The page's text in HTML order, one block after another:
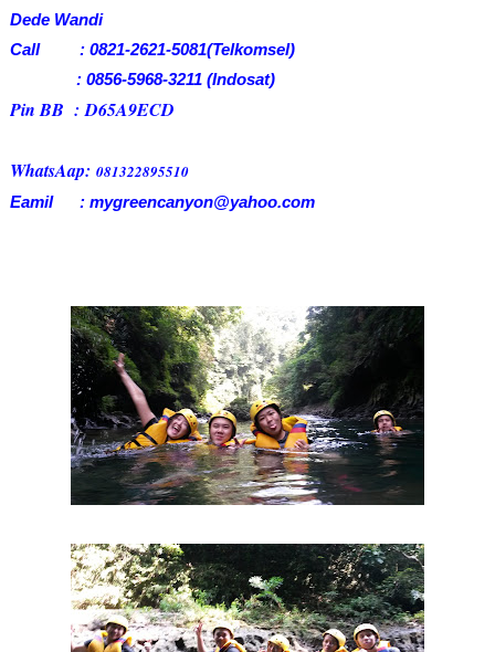
Dede Wandi
Call : 0821-2621-5081(Telkomsel)
: 0856-5968-3211 (Indosat)
Pin BB :D65A9ECD
WhatsAap: 081322895510
Eamil : mygreencanyon@yahoo.com